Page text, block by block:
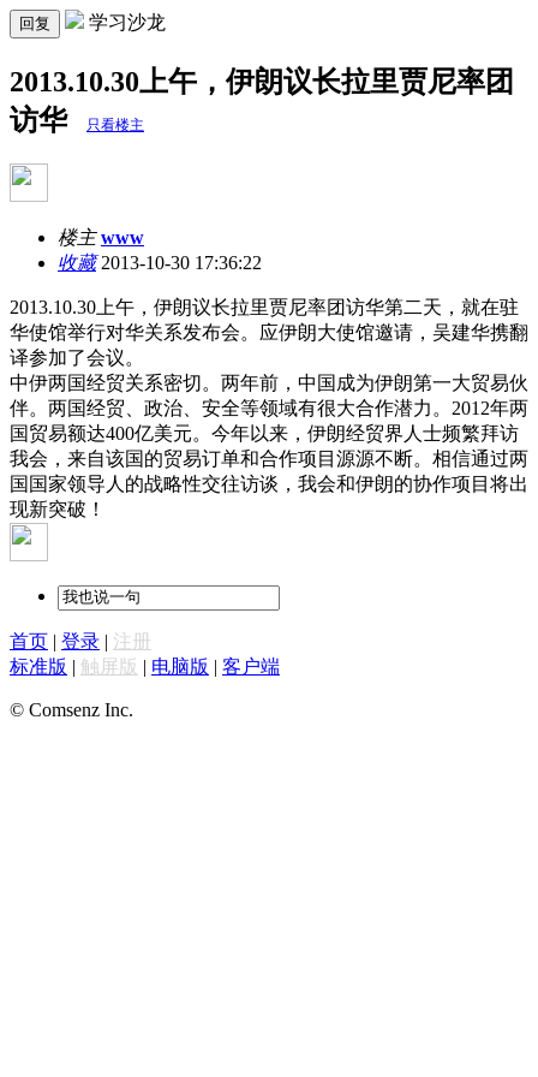
回复 学习沙龙
2013.10.30上午，伊朗议长拉里贾尼率团
访华
只看楼主
楼主 www
收藏2013-10-30 17:36:22
2013.10.30上午，伊朗议长拉里贾尼率团访华第二天，就在驻
华使馆举行对华关系发布会。应伊朗大使馆邀请，吴建华携翻
译参加了会议。
中伊两国经贸关系密切。两年前，中国成为伊朗第一大贸易伙
伴。两国经贸、政治、安全等领域有很大合作潜力。2012年两
国贸易额达400亿美元。今年以来，伊朗经贸界人士频繁拜访
我会，来自该国的贸易订单和合作项目源源不断。相信通过两
国国家领导人的战略性交往访谈，我会和伊朗的协作项目将出
现新突破！
首页 | 登录 | 注册
标准版 | 触屏版 | 电脑版 | 客户端
© Comsenz Inc.